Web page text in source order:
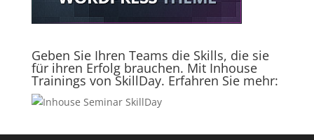
Geben Sie Ihren Teams die Skills, die sie
für ihren Erfolg brauchen. Mit Inhouse
Trainings von SkillDay. Erfahren Sie mehr: